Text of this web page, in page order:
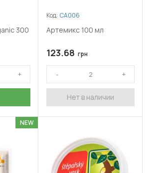
300
Код: СА006
Артемикс 100 мл
123.68 грн
Нет в наличии
NEW